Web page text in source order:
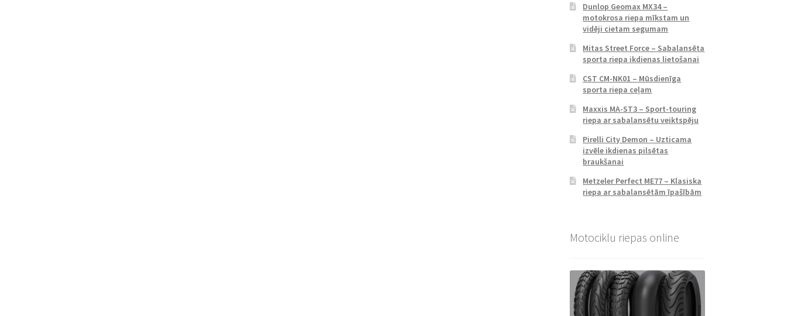
Dunlop Geomax MX34 –
motokrosa riepa mīkstam un
vidēji cietam segumam
Mitas Street Force – Sabalansēta
sporta riepa ikdienas lietošanai
CST CM-NK01 – Mūsdienīga
sporta riepa ceļam
Maxxis MA-ST3 – Sport-touring
riepa ar sabalansētu veiktspēju
Pirelli City Demon – Uzticama
izvēle ikdienas pilsētas
braukšanai
Metzeler Perfect ME77 – Klasiska
riepa ar sabalansētām īpašībām
Motociklu riepas online